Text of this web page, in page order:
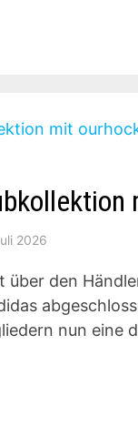
2026
über den
nun eine